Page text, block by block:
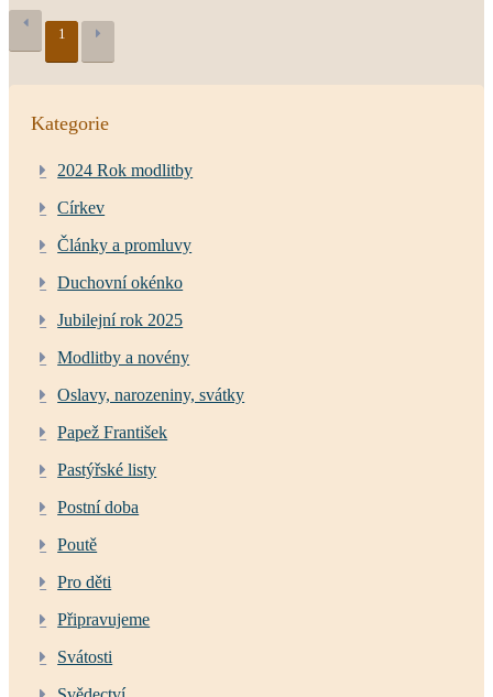
1
Kategorie
2024 Rok modlitby
Církev
Články a promluvy
Duchovní okénko
Jubilejní rok 2025
Modlitby a novény
Oslavy, narozeniny, svátky
Papež František
Pastýřské listy
Postní doba
Poutě
Pro děti
Připravujeme
Svátosti